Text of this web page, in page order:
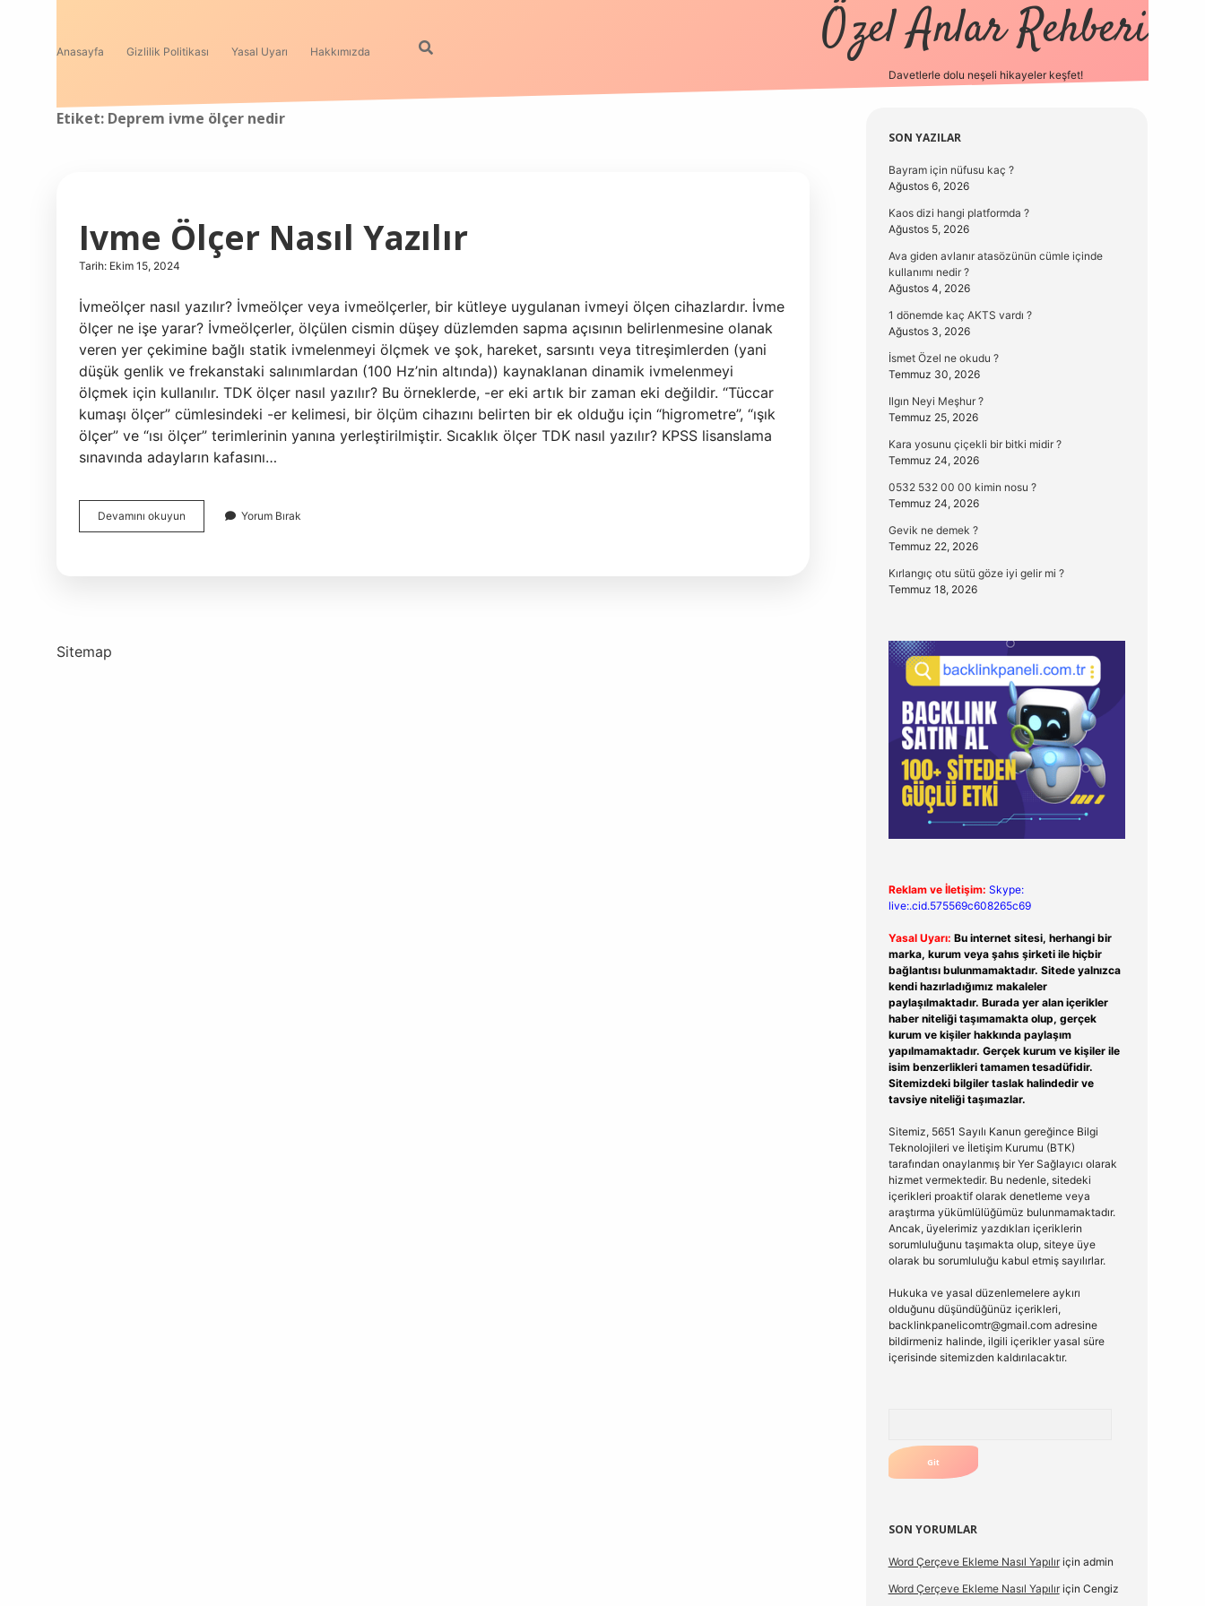
Anasayfa Gizlilik Politikası Yasal Uyarı Hakkımızda Özel Anlar Rehberi
Davetlerle dolu neşeli hikayeler keşfet!
Etiket: Deprem ivme ölçer nedir
Ivme Ölçer Nasıl Yazılır
Tarih: Ekim 15, 2024
İvmeölçer nasıl yazılır? İvmeölçer veya ivmeölçerler, bir kütleye uygulanan ivmeyi ölçen cihazlardır. İvme
ölçer ne işe yarar? İvmeölçerler, ölçülen cismin düşey düzlemden sapma açısının belirlenmesine olanak
veren yer çekimine bağlı statik ivmelenmeyi ölçmek ve şok, hareket, sarsıntı veya titreşimlerden (yani
düşük genlik ve frekanstaki salınımlardan (100 Hz’nin altında)) kaynaklanan dinamik ivmelenmeyi
ölçmek için kullanılır. TDK ölçer nasıl yazılır? Bu örneklerde, -er eki artık bir zaman eki değildir. “Tüccar
kumaşı ölçer” cümlesindeki -er kelimesi, bir ölçüm cihazını belirten bir ek olduğu için “higrometre”, “ışık
ölçer” ve “ısı ölçer” terimlerinin yanına yerleştirilmiştir. Sıcaklık ölçer TDK nasıl yazılır? KPSS lisanslama
sınavında adayların kafasını…
Devamını okuyun
Ölçer
Yorum Bırak
Sitemap
Sidebar
SON YAZILAR
Bayram için nüfusu kaç ?
Ağustos 6, 2026
Kaos dizi hangi platformda ?
Ağustos 5, 2026
Ava giden avlanır atasözünün cümle içinde
kullanımı nedir ?
Ağustos 4, 2026
1 dönemde kaç AKTS vardı ?
Ağustos 3, 2026
İsmet Özel ne okudu ?
Temmuz 30, 2026
Ilgın Neyi Meşhur ?
Temmuz 25, 2026
Kara yosunu çiçekli bir bitki midir ?
Temmuz 24, 2026
0532 532 00 00 kimin nosu ?
Temmuz 24, 2026
Gevik ne demek ?
Temmuz 22, 2026
Kırlangıç otu sütü göze iyi gelir mi ?
Temmuz 18, 2026
Reklam ve İletişim: Skype:
live:.cid.575569c608265c69
Yasal Uyarı: Bu internet sitesi, herhangi bir
marka, kurum veya şahıs şirketi ile hiçbir
bağlantısı bulunmamaktadır. Sitede yalnızca
kendi hazırladığımız makaleler
paylaşılmaktadır. Burada yer alan içerikler
haber niteliği taşımamakta olup, gerçek
kurum ve kişiler hakkında paylaşım
yapılmamaktadır. Gerçek kurum ve kişiler ile
isim benzerlikleri tamamen tesadüfidir.
Sitemizdeki bilgiler taslak halindedir ve
tavsiye niteliği taşımazlar.
Sitemiz, 5651 Sayılı Kanun gereğince Bilgi
Teknolojileri ve İletişim Kurumu (BTK)
tarafından onaylanmış bir Yer Sağlayıcı olarak
hizmet vermektedir. Bu nedenle, sitedeki
içerikleri proaktif olarak denetleme veya
araştırma yükümlülüğümüz bulunmamaktadır.
Ancak, üyelerimiz yazdıkları içeriklerin
sorumluluğunu taşımakta olup, siteye üye
olarak bu sorumluluğu kabul etmiş sayılırlar.
Hukuka ve yasal düzenlemelere aykırı
olduğunu düşündüğünüz içerikleri,
backlinkpanelicomtr@gmail.comadresine
bildirmeniz halinde, ilgili içerikler yasal süre
içerisinde sitemizden kaldırılacaktır.
SON YORUMLAR
Word Çerçeve Ekleme Nasıl Yapılıriçin admin
Word Çerçeve Ekleme Nasıl Yapılıriçin Cengiz